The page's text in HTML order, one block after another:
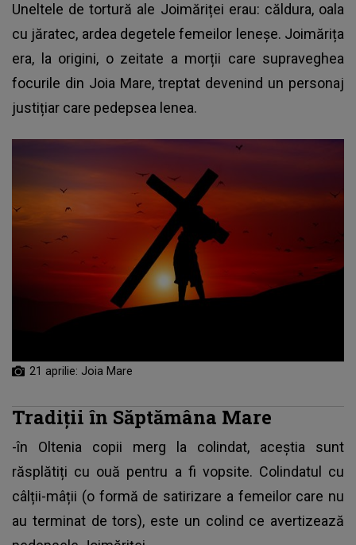
Uneltele de tortură ale Joimăriței erau: căldura, oala
cu jăratec, ardea degetele femeilor leneșe. Joimărița
era, la origini, o zeitate a morții care supraveghea
focurile din Joia Mare, treptat devenind un personaj
justițiar care pedepsea lenea.
21 aprilie: Joia Mare
Tradiții în Săptămâna Mare
-în Oltenia copii merg la colindat, aceștia sunt
răsplătiți cu ouă pentru a fi vopsite. Colindatul cu
câlții-mâții (o formă de satirizare a femeilor care nu
au terminat de tors), este un colind ce avertizează